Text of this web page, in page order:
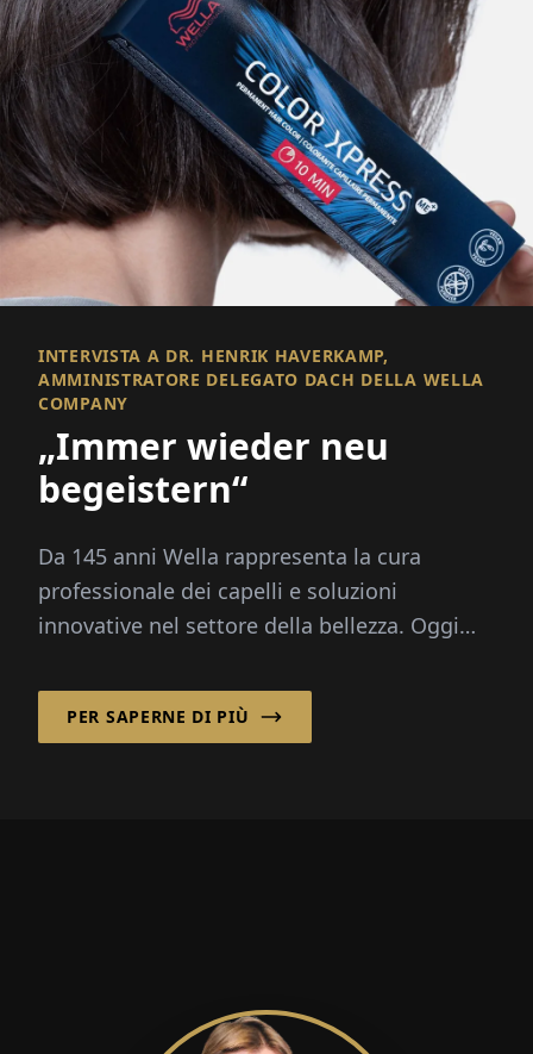
INTERVISTA A DR. HENRIK HAVERKAMP,
AMMINISTRATORE DELEGATO DACH DELLA WELLA
COMPANY
„Immer wieder neu
begeistern“
Da 145 anni Wella rappresenta la cura
professionale dei capelli e soluzioni
innovative nel settore della bellezza. Oggi
PER SAPERNE DI PIÙ